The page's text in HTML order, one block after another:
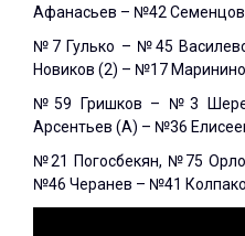
Афанасьев – №42
№7 Гулько – №45
Новиков (2) – №17
№59 Гришков – №3
Арсентьев (А) – №36
№21 Погосбекян, №75
№46 Черанев – №41